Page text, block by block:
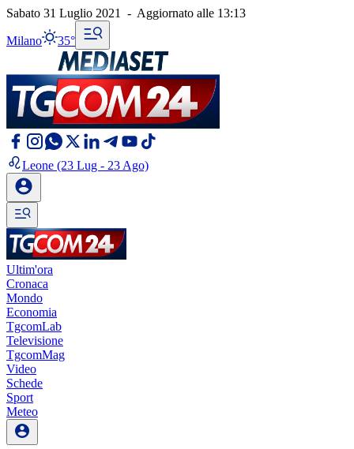
Sabato 31 Luglio 2021 - Aggiornato alle 13:13
Milano 35°
Leone (23 Lug - 23 Ago)
Ultim'ora
Cronaca
Mondo
Economia
TgcomLab
Televisione
TgcomMag
Video
Schede
Sport
Meteo